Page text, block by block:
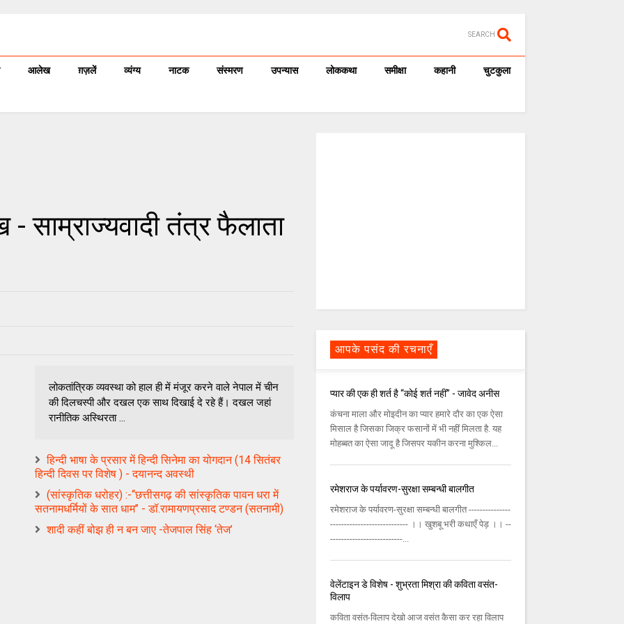
SEARCH
आलेख ग़ज़लें व्यंग्य नाटक संस्मरण उपन्यास लोककथा समीक्षा कहानी चुटकुला
साम्राज्‍यवादी तंत्र फैलाता
लोकतांत्रिक व्‍यवस्‍था को हाल ही में मंजूर करने वाले नेपाल में चीन
की दिलचस्‍पी और दखल एक साथ दिखाई दे रहे हैं। दखल जहां
रानीतिक अस्‍थिरता ...
हिन्दी भाषा के प्रसार में हिन्दी सिनेमा का योगदान (14 सितंबर
हिन्दी दिवस पर विशेष ) - दयानन्द अवस्थी
(सांस्कृतिक धरोहर) :-‘‘छत्तीसगढ़ की सांस्कृतिक पावन धरा में
सतनामधर्मियों के सात धाम’’ - डॉ.रामायणप्रसाद टण्डन (सतनामी)
शादी कहीं बोझ ही न बन जाए -तेजपाल सिंह ‘तेज’
आपके पसंद की रचनाएँ
प्यार की एक ही शर्त है “कोई शर्त नहीं” - जावेद अनीस
कंचना माला और मोइदीन का प्यार हमारे दौर का एक ऐसा
मिसाल है जिसका जिक्र फसानों में भी नहीं मिलता है. यह
मोहब्बत का ऐसा जादू है जिसपर यकीन करना मुश्किल...
रमेशराज के पर्यावरण-सुरक्षा सम्बन्धी बालगीत
रमेशराज के पर्यावरण-सुरक्षा सम्बन्धी बालगीत ---------------
---------------------------- ।। खुशबू भरी कथाएँ पेड़ ।। --
--------------------------...
वेलेंटाइन डे विशेष - शुभ्रता मिश्रा की कविता वसंत-
विलाप
कविता वसंत-विलाप देखो आज वसंत कैसा कर रहा विलाप